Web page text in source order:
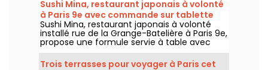
Sushi Mina, restaurant japonais à volonté
à Paris 9e avec commande sur tablette
Sushi Mina, restaurant japonais à volonté
installé rue de la Grange-Batelière à Paris 9e,
propose une formule servie à table avec
commande sur tablette. Sushis, makis,
gyozas, brochettes et plats préparés à la
Trois terrasses pour voyager à Paris cet